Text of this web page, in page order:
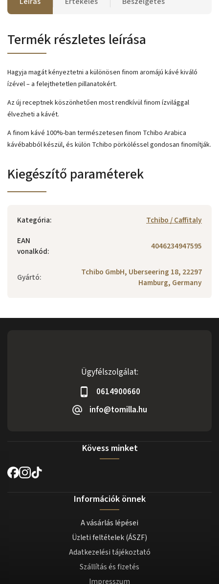
Termék részletes leírása
Hagyja magát kényeztetni a különösen finom aromájú kávé kiváló
ízével – a felejthetetlen pillanatokért.
Az új receptnek köszönhetően most rendkívül finom ízvilággal
élvezheti a kávét.
A finom kávé 100%-ban természetesen finom Tchibo Arabica
kávébabból készül, és külön Tchibo pörköléssel gondosan finomítják.
Kiegészítő paraméterek
Kategória:
Tchibo / Caffitaly
EAN
vonalkód: 4046234947595
Gyártó:
Tchibo GmbH, Uberseering 18, 22297
Hamburg, Germany
Ügyfélszolgálat:
0614900660
info@tomilla.hu
Kövess minket
Információk önnek
A vásárlás lépései
Üzleti feltételek (ÁSZF)
Adatkezelési tájékoztató
Szállítás és fizetés
Impresszum